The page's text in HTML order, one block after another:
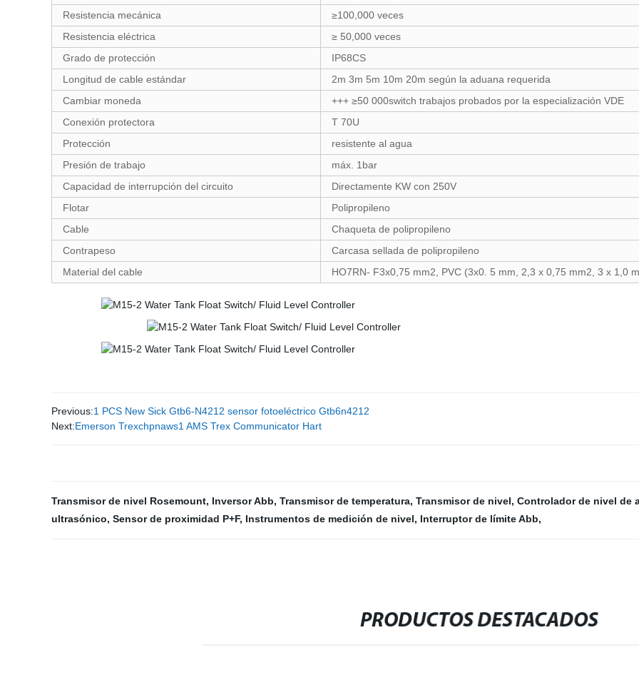
Resistencia mecánica
≥100,000 veces
Resistencia eléctrica
≥ 50,000 veces
Grado de protección
IP68CS
Longitud de cable estándar
2m 3m 5m 10m 20m según la aduana requerida
Cambiar moneda
+++ ≥50 000switch trabajos probados por la especialización VDE
Conexión protectora
T 70U
Protección
resistente al agua
Presión de trabajo
máx. 1bar
Capacidad de interrupción del circuito
Directamente KW con 250V
Flotar
Polipropileno
Cable
Chaqueta de polipropileno
Contrapeso
Carcasa sellada de polipropileno
Material del cable
HO7RN- F3x0,75 mm2, PVC (3x0. 5 mm, 2,3 x 0,75 mm2, 3 x 1,0
Previous:1 PCS New Sick Gtb6-N4212 sensor fotoeléctrico Gtb6n4212
Next:Emerson Trexchpnaws1 AMS Trex Communicator Hart
Transmisor de nivel Rosemount, Inversor Abb, Transmisor de temperatura, Transmisor de nivel, Controlador de nivel de
ultrasónico, Sensor de proximidad P+F, Instrumentos de medición de nivel, Interruptor de límite Abb,
PRODUCTOS DESTACADOS